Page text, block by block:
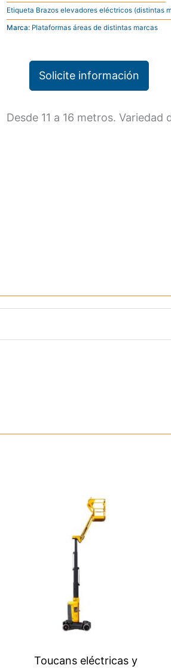
Etiqueta Brazos elevadores eléctricos (distintas
Marca: Plataformas áreas de distintas marcas
Solicite información
Desde 11 a 16 metros.
Toucans eléctricas y